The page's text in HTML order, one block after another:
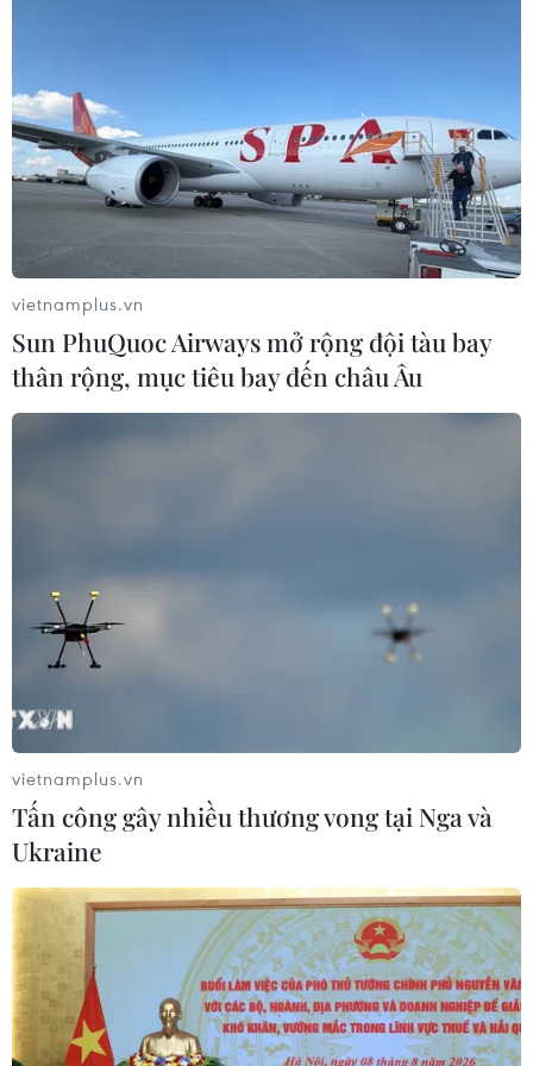
Thị trường vaccine thế giới chuyển
hướng sang người cao tuổi
08/08/2026 15:01
Xem thêm
Sở hữu trí tuệ
Quy định sử dụng
RSS
Ngôn ngữ
Dịch vụ tin
Quảng cáo
Liên hệ
Giấy phép số: 1374/GP-BTTTT do Bộ Thông tin và Truyền thông
Quảng cáo: Phó TBT Nguyễn Thị Tám: 093.5958688, Email:
tamvna@gmail.com
Điện thoại: (024) 39411349 - (024) 39411348, Fax: (024)
39411348
vietnamplus.vn
Sun PhuQuoc Airways mở rộng đội tàu bay
thân rộng, mục tiêu bay đến châu Âu
vietnamplus.vn
Tấn công gây nhiều thương vong tại Nga và
Ukraine